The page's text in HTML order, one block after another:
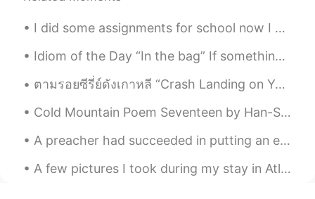
JP PT
綺麗な日本語！！
I did some assignments for school now I am going to sleep it’s 1:42 am in the USA 😅🥱😪🤤 Hope you ...
Idiom of the Day “In the bag” If something is “in the bag,” it means that your task or endeavor...
ตามรอยซีรี่ย์ดังเกาหลี “Crash Landing on You” 😁😁 사랑의 불시착 Landing Stage, Lake Brienz, Harbor Isel...
Cold Mountain Poem Seventeen by Han-Shan. Translated by Gary Snyder. If I hide out at Cold Moun...
A preacher had succeeded in putting an elderly man asleep by his sermon. Preaching for a decision...
A few pictures I took during my stay in Atlin, British Columbia. I really enjoyed my stay there. ...